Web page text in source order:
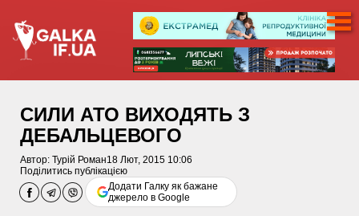
СИЛИ АТО ВИХОДЯТЬ З
ДЕБАЛЬЦЕВОГО
Автор: Турій Роман18 Лют, 2015 10:06
Поділитись публікацією
Додати Галку як бажане
джерело в Google